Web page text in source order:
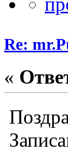
Re:
«